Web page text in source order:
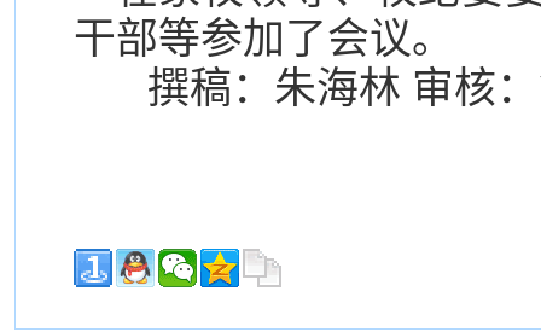
干部等参加了会议。
撰稿：朱海林 审核